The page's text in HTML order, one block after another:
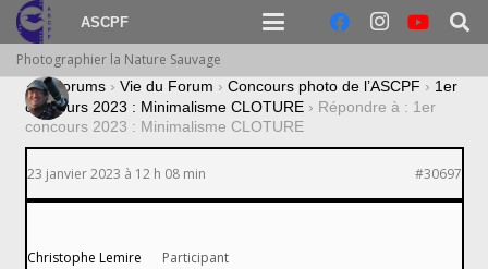
ASCPF
Photographier la Nature Sauvage
› Forums › Vie du Forum › Concours photo de l’ASCPF › 1er
concours 2023 : Minimalisme CLOTURE › Répondre à : 1er
concours 2023 : Minimalisme CLOTURE
23 janvier 2023 à 12 h 08 min #30697
Christophe Lemire Participant